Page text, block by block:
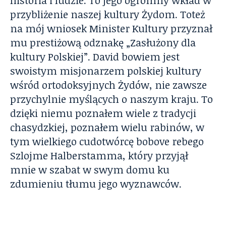
przybliżenie naszej kultury Żydom. Toteż
na mój wniosek Minister Kultury przyznał
mu prestiżową odznakę „Zasłużony dla
kultury Polskiej”. David bowiem jest
swoistym misjonarzem polskiej kultury
wśród ortodoksyjnych Żydów, nie zawsze
przychylnie myślących o naszym kraju. To
dzięki niemu poznałem wiele z tradycji
chasydzkiej, poznałem wielu rabinów, w
tym wielkiego cudotwórcę bobove rebego
Szlojme Halberstamma, który przyjął
mnie w szabat w swym domu ku
zdumieniu tłumu jego wyznawców.